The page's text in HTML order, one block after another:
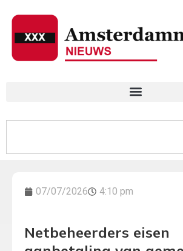
07/07/2026 4:10 pm
Netbeheerders eisen